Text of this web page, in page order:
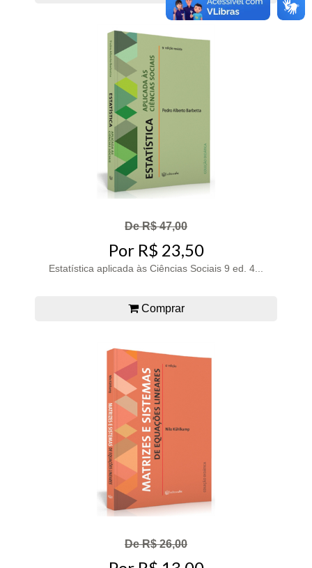
De R$ 47,00
Por R$ 23,50
Estatística aplicada às Ciências Sociais 9 ed. 4...
Comprar
De R$ 26,00